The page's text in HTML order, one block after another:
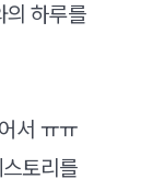
의 하루를
서 ㅠㅠ
토리를